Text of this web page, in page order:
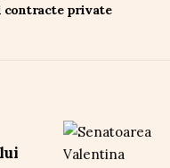
contracte private